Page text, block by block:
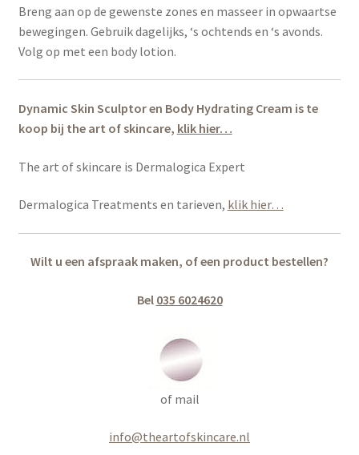
Breng aan op de gewenste zones en masseer in opwaartse
bewegingen. Gebruik dagelijks, ‘s ochtends en ‘s avonds.
Volg op met een body lotion.
Dynamic Skin Sculptor en Body Hydrating Cream is te
koop bij the art of skincare, klik hier…
The art of skincare is Dermalogica Expert
Dermalogica Treatments en tarieven, klik hier…
Wilt u een afspraak maken, of een product bestellen?
Bel 035 6024620
of mail
info@theartofskincare.nl